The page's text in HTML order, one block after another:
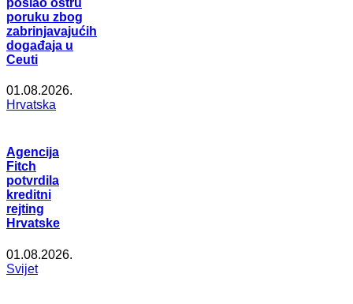
poslao oštru
poruku zbog
zabrinjavajućih
događaja u
Ceuti
01.08.2026.
Hrvatska
Agencija
Fitch
potvrdila
kreditni
rejting
Hrvatske
01.08.2026.
Svijet